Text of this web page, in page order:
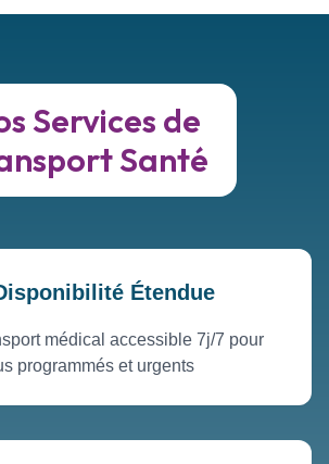
Services de
Santé
Étendue
médical accessible 7j/7 pour
programmés et urgents